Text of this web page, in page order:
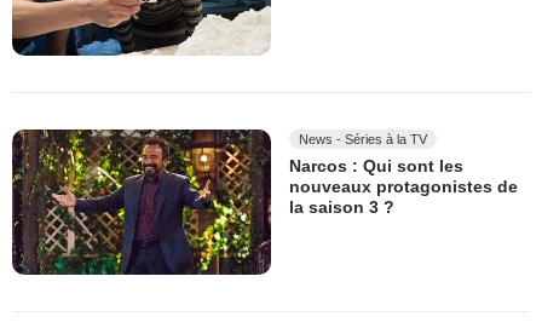
News - Séries à la TV
Narcos : Qui sont les
nouveaux protagonistes de
la saison 3 ?